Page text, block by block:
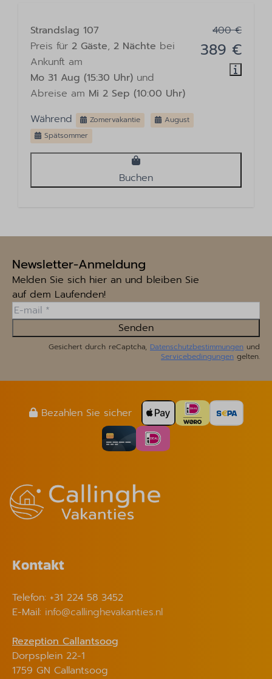
400 €
389 €
Strandslag 107
Preis für 2 Gäste, 2 Nächte bei
Ankunft am
Mo 31 Aug (15:30 Uhr) und
Abreise am Mi 2 Sep (10:00 Uhr)
Während
Zomervakantie
August
Spätsommer
Buchen
Newsletter-Anmeldung
Melden Sie sich hier an und bleiben Sie
auf dem Laufenden!
Senden
Gesichert durch reCaptcha, Datenschutzbestimmungen und
Servicebedingungen gelten.
Bezahlen Sie sicher
Kontakt
Telefon: +31 224 58 3452
E-Mail: info@callinghevakanties.nl
Rezeption Callantsoog
Dorpsplein 22-1
1759 GN Callantsoog